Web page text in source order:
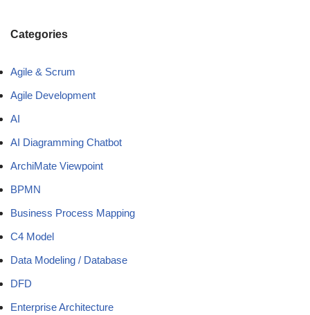
Categories
Agile & Scrum
Agile Development
AI
AI Diagramming Chatbot
ArchiMate Viewpoint
BPMN
Business Process Mapping
C4 Model
Data Modeling / Database
DFD
Enterprise Architecture